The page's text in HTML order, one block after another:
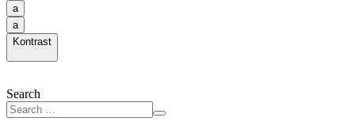
a
a
Kontrast
Search